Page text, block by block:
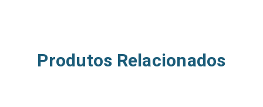
Produtos Relacionados